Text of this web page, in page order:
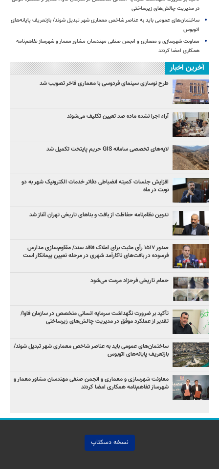
در مدیریت چالش‌های زیرساختی
ساختمان‌های عمومی باید به عناصر شاخص معماری شهر تبدیل شوند/ بازتعریف پایانه‌های
اتوبوس
معاونت شهرسازی و معماری و انجمن صنفی مهندسان مشاور معمار و شهرساز تفاهم‌نامه
همکاری امضا کردند
آخرین اخبار
طرح نوسازی سینمای فردوسی با معماری فاخر تصویب شد
آراء اجرا نشده ماده صد تعیین تکلیف می‌شوند
لایه‌های تخصصی سامانه GIS حریم پایتخت تکمیل شد
افزایش جلسات کمیته انضباطی دفاتر خدمات الکترونیک شهر به دو
نوبت در ماه
تدوین نظام‌نامه حفاظت از بافت و بناهای تاریخی تهران آغاز شد
صدور ۱۵۱۷ رأی مثبت برای املاک فاقد سند/ مقاوم‌سازی مدارس
فرسوده در بافت‌های ناکارآمد شهری در مرحله تعیین پیمانکار است
حمام تاریخی فرحزاد مرمت می‌شود
تأکید بر ضرورت نگهداشت سرمایه انسانی متخصص در سازمان فاوا/
تقدیر از عملکرد موفق در مدیریت چالش‌های زیرساختی
ساختمان‌های عمومی باید به عناصر شاخص معماری شهر تبدیل شوند/
بازتعریف پایانه‌های اتوبوس
معاونت شهرسازی و معماری و انجمن صنفی مهندسان مشاور معمار و
شهرساز تفاهم‌نامه همکاری امضا کردند
نسخه دسکتاپ